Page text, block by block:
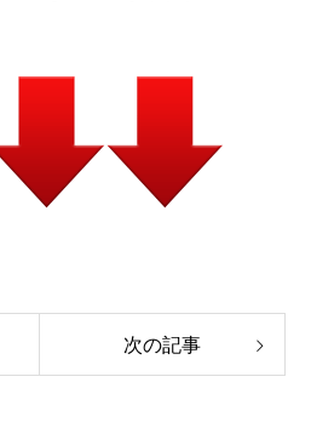
次の記事